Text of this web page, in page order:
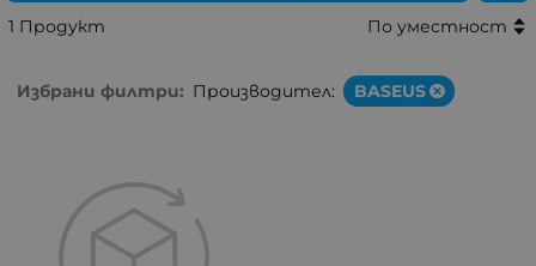
1 Продукт По уместност
Избрани филтри: Производител: BASEUS